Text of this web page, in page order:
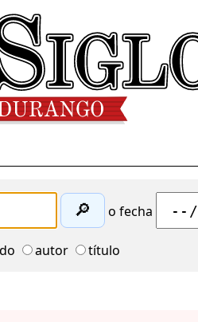
🔎 o fecha
autor título